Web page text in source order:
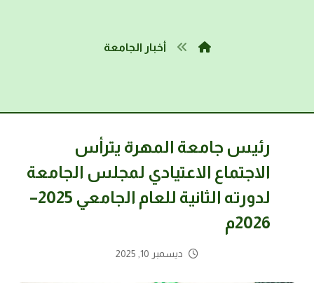
أخبار الجامعة
رئيس جامعة المهرة يترأس
الاجتماع الاعتيادي لمجلس الجامعة
لدورته الثانية للعام الجامعي 2025–
2026م
ديسمبر 10, 2025